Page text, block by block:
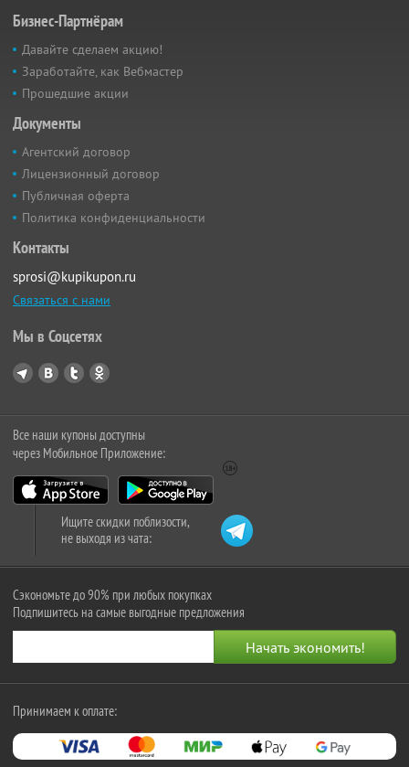
Бизнес-Партнёрам
Давайте сделаем акцию!
Заработайте, как Вебмастер
Прошедшие акции
Документы
Агентский договор
Лицензионный договор
Публичная оферта
Политика конфиденциальности
Контакты
sprosi@kupikupon.ru
Связаться с нами
Мы в Соцсетях
Все наши купоны доступны
через Мобильное Приложение:
Ищите скидки поблизости,
не выходя из чата:
Сэкономьте до 90% при любых покупках
Подпишитесь на самые выгодные предложения
Принимаем к оплате: